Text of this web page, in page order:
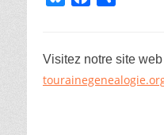
e
e
o
t
a
Visitez notre site web